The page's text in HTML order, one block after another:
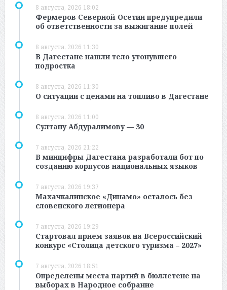
8 августа, 2026 18:02
Фермеров Северной Осетии предупредили
об ответственности за выжигание полей
8 августа, 2026 11:30
В Дагестане нашли тело утонувшего
подростка
8 августа, 2026 11:30
О ситуации с ценами на топливо в Дагестане
8 августа, 2026 11:00
Султану Абдуралимову — 30
7 августа, 2026 21:22
В минцифры Дагестана разработали бот по
созданию корпусов национальных языков
7 августа, 2026 19:37
Махачкалинское «Динамо» осталось без
словенского легионера
7 августа, 2026 19:29
Стартовал прием заявок на Всероссийский
конкурс «Столица детского туризма – 2027»
7 августа, 2026 18:51
Определены места партий в бюллетене на
выборах в Народное собрание